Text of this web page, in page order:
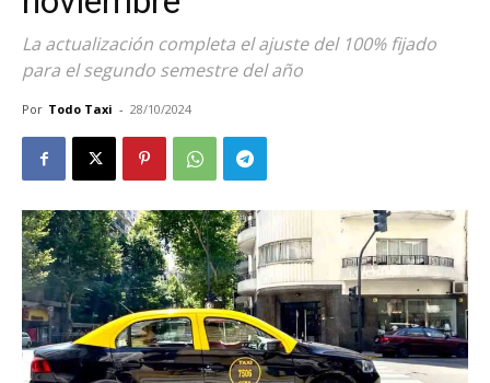
La actualización completa el ajuste del 100% fijado
para el segundo semestre del año
Por Todo Taxi - 28/10/2024